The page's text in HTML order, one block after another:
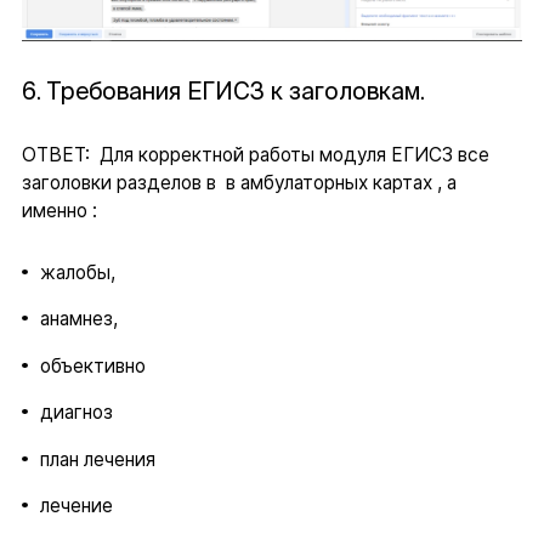
6. Требования ЕГИСЗ к заголовкам.
ОТВЕТ: Для корректной работы модуля ЕГИСЗ все
заголовки разделов в в амбулаторных картах , а
именно :
жалобы,
анамнез,
объективно
диагноз
план лечения
лечение